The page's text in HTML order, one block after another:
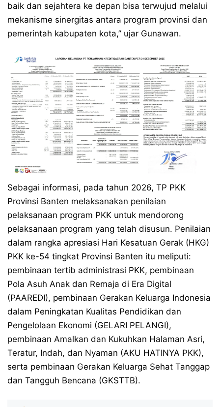
baik dan sejahtera ke depan bisa terwujud melalui
mekanisme sinergitas antara program provinsi dan
pemerintah kabupaten kota,” ujar Gunawan.
Sebagai informasi, pada tahun 2026, TP PKK
Provinsi Banten melaksanakan penilaian
pelaksanaan program PKK untuk mendorong
pelaksanaan program yang telah disusun. Penilaian
dalam rangka apresiasi Hari Kesatuan Gerak (HKG)
PKK ke-54 tingkat Provinsi Banten itu meliputi:
pembinaan tertib administrasi PKK, pembinaan
Pola Asuh Anak dan Remaja di Era Digital
(PAAREDI), pembinaan Gerakan Keluarga Indonesia
dalam Peningkatan Kualitas Pendidikan dan
Pengelolaan Ekonomi (GELARI PELANGI),
pembinaan Amalkan dan Kukuhkan Halaman Asri,
Teratur, Indah, dan Nyaman (AKU HATINYA PKK),
serta pembinaan Gerakan Keluarga Sehat Tanggap
dan Tangguh Bencana (GKSTTB).